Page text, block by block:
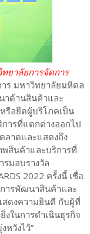
ยาลัยการจัดการ
าร มหาวิทยาลัยมหิดล
าด้านสินค้าและ
รือยึดผู้บริโภคเป็น
ารที่แตกต่างออกไป
ลาดและแสดงถึง
สินค้าและบริการที่
มอบรางวัล
2022 ครั้งนี้ เชื่อ
การพัฒนาสินค้าและ
สดงความยินดี กับผู้ที่
ในการดำเนินธุรกิจ
หวังไว้”